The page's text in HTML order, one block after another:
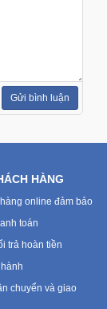
Gửi bình luận
HÀNG
online đảm bảo
toán
trả hoàn tiền
chuyển và giao